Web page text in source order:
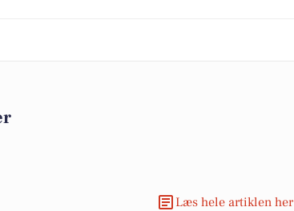
Læs hele artiklen her